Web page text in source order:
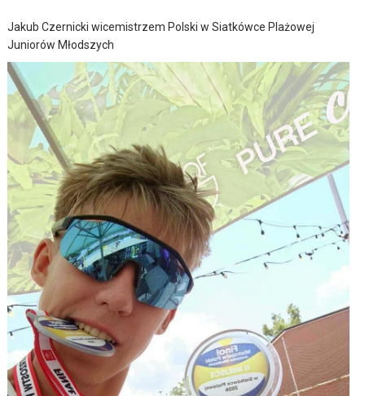
Jakub Czernicki wicemistrzem Polski w Siatkówce Plażowej
Juniorów Młodszych